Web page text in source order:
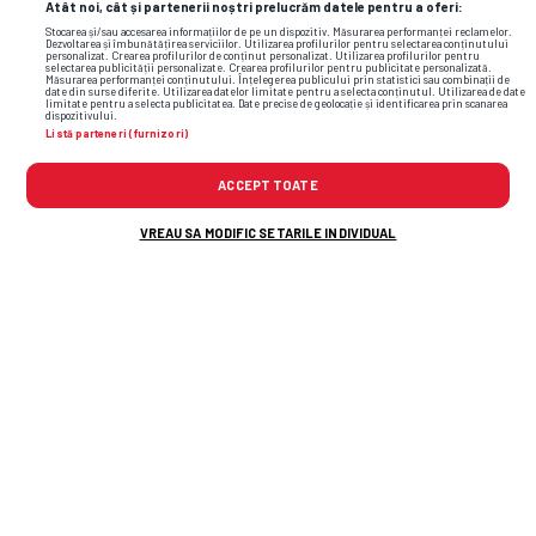
Atât noi, cât și partenerii noștri prelucrăm datele pentru a oferi:
Stocarea și/sau accesarea informațiilor de pe un dispozitiv. Măsurarea performanței reclamelor.
Dezvoltarea și îmbunătățirea serviciilor. Utilizarea profilurilor pentru selectarea conținutului
personalizat. Crearea profilurilor de conținut personalizat. Utilizarea profilurilor pentru
selectarea publicității personalizate. Crearea profilurilor pentru publicitate personalizată.
Măsurarea performanței conținutului. Înțelegerea publicului prin statistici sau combinații de
date din surse diferite. Utilizarea datelor limitate pentru a selecta conținutul. Utilizarea de date
limitate pentru a selecta publicitatea. Date precise de geolocație și identificarea prin scanarea
dispozitivului.
Listă parteneri (furnizori)
ACCEPT TOATE
VREAU SA MODIFIC SETARILE INDIVIDUAL